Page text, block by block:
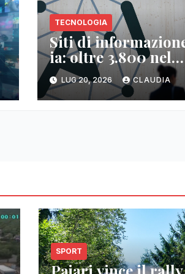
TECNOLOGIA
Siti di
ia: oltre 3.800 nel
mondo
LUG 20, 2026 CLAUDIA
SPORT
Pajari vince il rally